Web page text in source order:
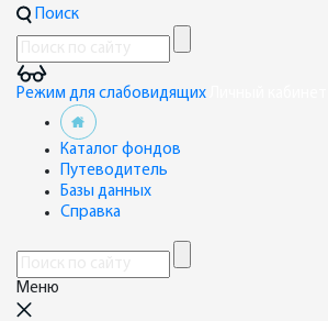
Поиск
Режим для слабовидящих
Каталог фондов
Путеводитель
Базы данных
Справка
Меню